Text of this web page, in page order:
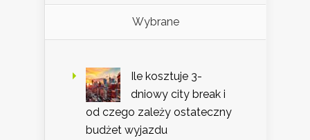
Wybrane
Ile kosztuje 3-
dniowy city break i
od czego zależy ostateczny
budżet wyjazdu